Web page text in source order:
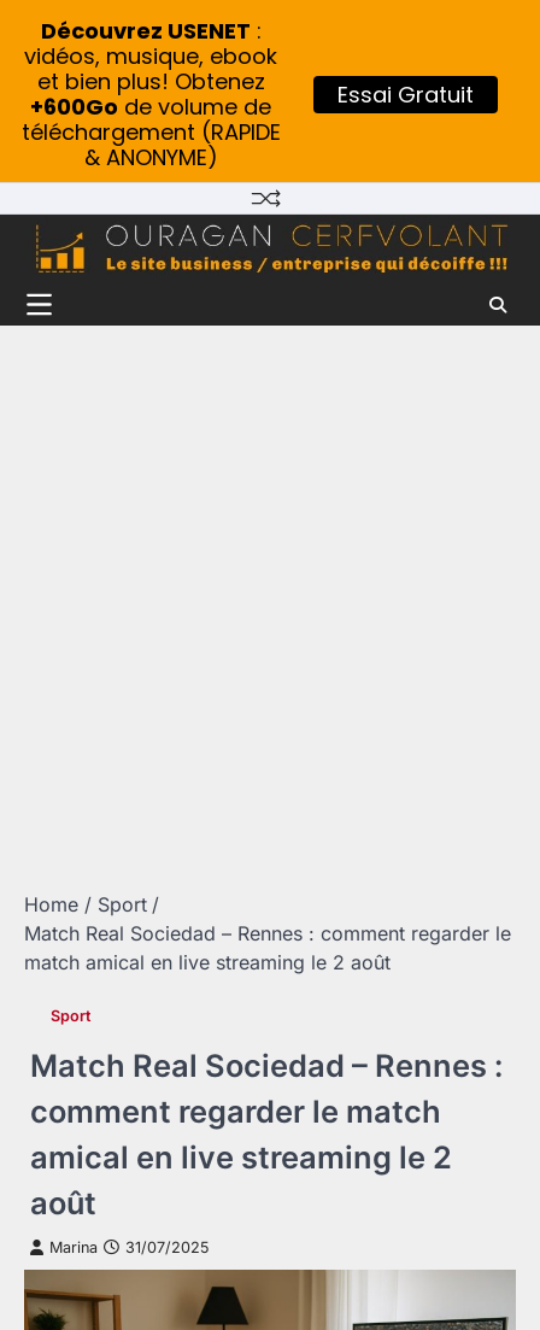
content
Home
Sport
Match Real Sociedad – Rennes : comment regarder le
match amical en live streaming le 2 août
Sport
Match Real Sociedad – Rennes :
comment regarder le match
amical en live streaming le 2
août
Marina 31/07/2025
Découvrez USENET :
vidéos, musique, ebook
et bien plus! Obtenez
+600Go de volume de
téléchargement (RAPIDE
& ANONYME)
Essai Gratuit